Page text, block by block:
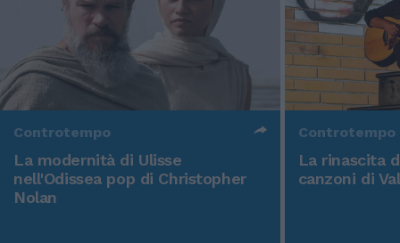
Controtempo
La modernità di Ulisse
nell'Odissea pop di Christopher
Nolan
Controtempo
La rinascita
canzoni di